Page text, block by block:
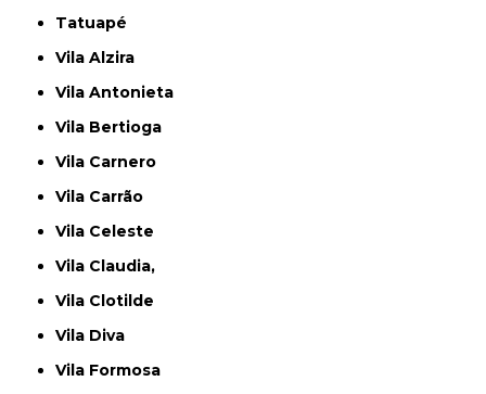
Tatuapé
Vila Alzira
Vila Antonieta
Vila Bertioga
Vila Carnero
Vila Carrão
Vila Celeste
Vila Claudia,
Vila Clotilde
Vila Diva
Vila Formosa